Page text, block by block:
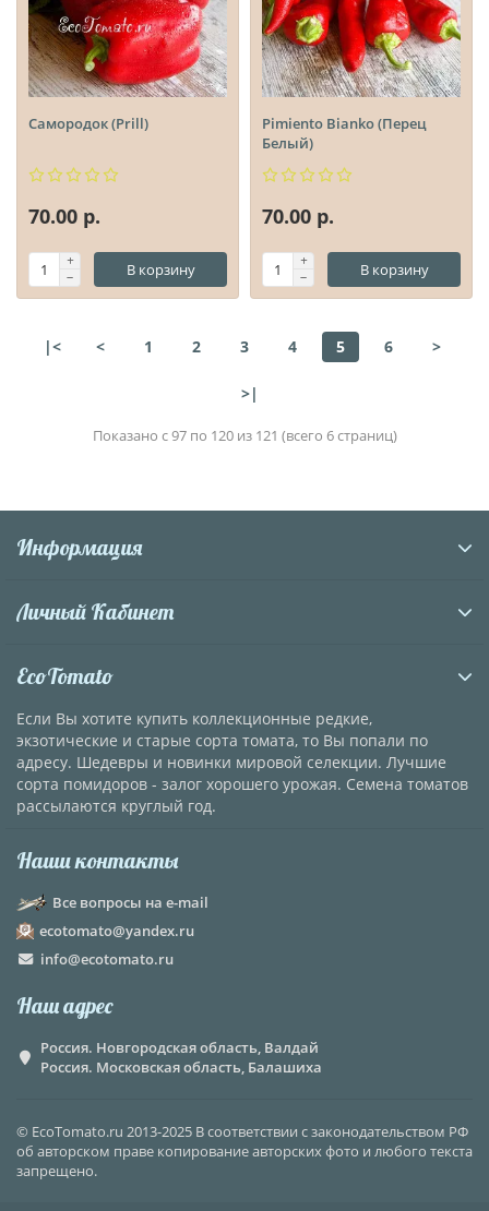
Самородок (Prill)
70.00 р.
В корзину
Pimiento Bianko (Перец
Белый)
70.00 р.
В корзину
|< < 1 2 3 4 5 6 >
>|
Показано с 97 по 120 из 121 (всего 6 страниц)
Информация
Личный Кабинет
EcoTomato
Если Вы хотите купить коллекционные редкие,
экзотические и старые сорта томата, то Вы попали по
адресу. Шедевры и новинки мировой селекции. Лучшие
сорта помидоров - залог хорошего урожая. Семена томатов
рассылаются круглый год.
Наши контакты
Все вопросы на e-mail
ecotomato@yandex.ru
info@ecotomato.ru
Наш адрес
Россия. Новгородская область, Валдай
Россия. Московская область, Балашиха
© EcoTomato.ru 2013-2025 В соответствии с законодательством РФ
об авторском праве копирование авторских фото и любого текста
запрещено.